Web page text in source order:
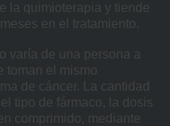
la quimioterapia y tiende
en el tratamiento.
varía de una persona a
toman el mismo
de cáncer. La cantidad
tipo de fármaco, la dosis
comprimido, mediante